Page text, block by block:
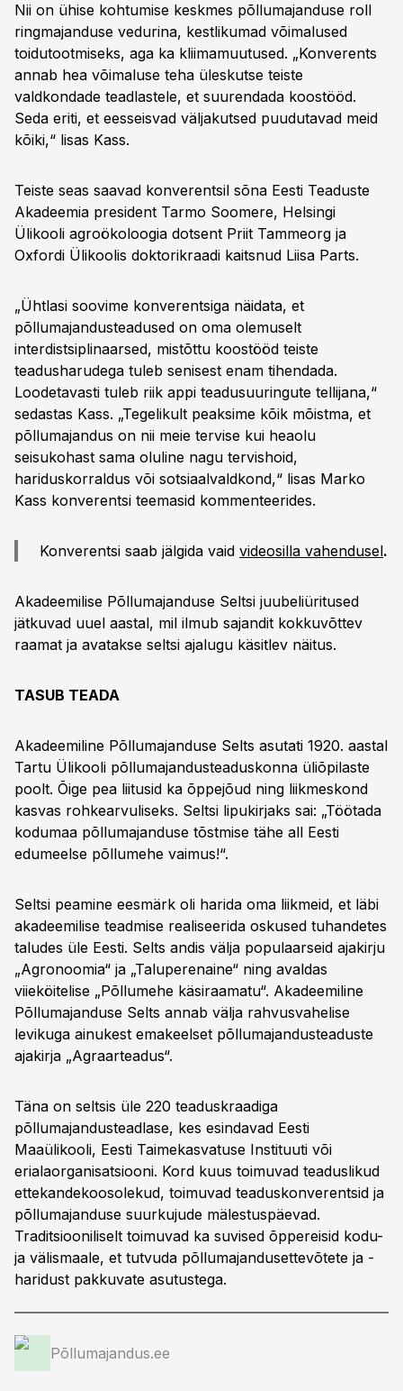
Nii on ühise kohtumise keskmes põllumajanduse roll
ringmajanduse vedurina, kestlikumad võimalused
toidutootmiseks, aga ka kliimamuutused. „Konverents
annab hea võimaluse teha üleskutse teiste
valdkondade teadlastele, et suurendada koostööd.
Seda eriti, et eesseisvad väljakutsed puudutavad meid
kõiki,“ lisas Kass.
Teiste seas saavad konverentsil sõna Eesti Teaduste
Akadeemia president Tarmo Soomere, Helsingi
Ülikooli agroökoloogia dotsent Priit Tammeorg ja
Oxfordi Ülikoolis doktorikraadi kaitsnud Liisa Parts.
„Ühtlasi soovime konverentsiga näidata, et
põllumajandusteadused on oma olemuselt
interdistsiplinaarsed, mistõttu koostööd teiste
teadusharudega tuleb senisest enam tihendada.
Loodetavasti tuleb riik appi teadusuuringute tellijana,“
sedastas Kass. „Tegelikult peaksime kõik mõistma, et
põllumajandus on nii meie tervise kui heaolu
seisukohast sama oluline nagu tervishoid,
hariduskorraldus või sotsiaalvaldkond,“ lisas Marko
Kass konverentsi teemasid kommenteerides.
Konverentsi saab jälgida vaid videosilla vahendusel.
Akadeemilise Põllumajanduse Seltsi juubeliüritused
jätkuvad uuel aastal, mil ilmub sajandit kokkuvõttev
raamat ja avatakse seltsi ajalugu käsitlev näitus.
TASUB TEADA
Akadeemiline Põllumajanduse Selts asutati 1920. aastal
Tartu Ülikooli põllumajandusteaduskonna üliõpilaste
poolt. Õige pea liitusid ka õppejõud ning liikmeskond
kasvas rohkearvuliseks. Seltsi lipukirjaks sai: „Töötada
kodumaa põllumajanduse tõstmise tähe all Eesti
edumeelse põllumehe vaimus!“.
Seltsi peamine eesmärk oli harida oma liikmeid, et läbi
akadeemilise teadmise realiseerida oskused tuhandetes
taludes üle Eesti. Selts andis välja populaarseid ajakirju
„Agronoomia“ ja „Taluperenaine“ ning avaldas
viieköitelise „Põllumehe käsiraamatu“. Akadeemiline
Põllumajanduse Selts annab välja rahvusvahelise
levikuga ainukest emakeelset põllumajandusteaduste
ajakirja „Agraarteadus“.
Täna on seltsis üle 220 teaduskraadiga
põllumajandusteadlase, kes esindavad Eesti
Maaülikooli, Eesti Taimekasvatuse Instituuti või
erialaorganisatsiooni. Kord kuus toimuvad teaduslikud
ettekandekoosolekud, toimuvad teaduskonverentsid ja
põllumajanduse suurkujude mälestuspäevad.
Traditsiooniliselt toimuvad ka suvised õppereisid kodu-
ja välismaale, et tutvuda põllumajandusettevõtete ja -
haridust pakkuvate asutustega.
Põllumajandus.ee